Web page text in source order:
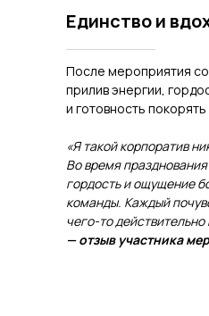
Единство и
После мероприятия
прилив энергии,
и готовность
«Я такой корпоратив
Во время
гордость и ощущение
команды. Каждый
чего-то действительно
— отзыв участника